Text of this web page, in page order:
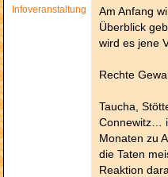
Infoveranstaltung
Am Anfang
Überblick
wird es jene
Rechte
Taucha,
Connewitz…
Monaten zu
die Taten
Reaktion